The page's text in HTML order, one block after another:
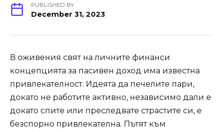
PUBLISHED BY
December 31, 2023
В оживения свят на личните финанси
концепцията за пасивен доход има известна
привлекателност. Идеята да печелите пари,
докато не работите активно, независимо дали е
докато спите или преследвате страстите си, е
безспорно привлекателна. Пътят към